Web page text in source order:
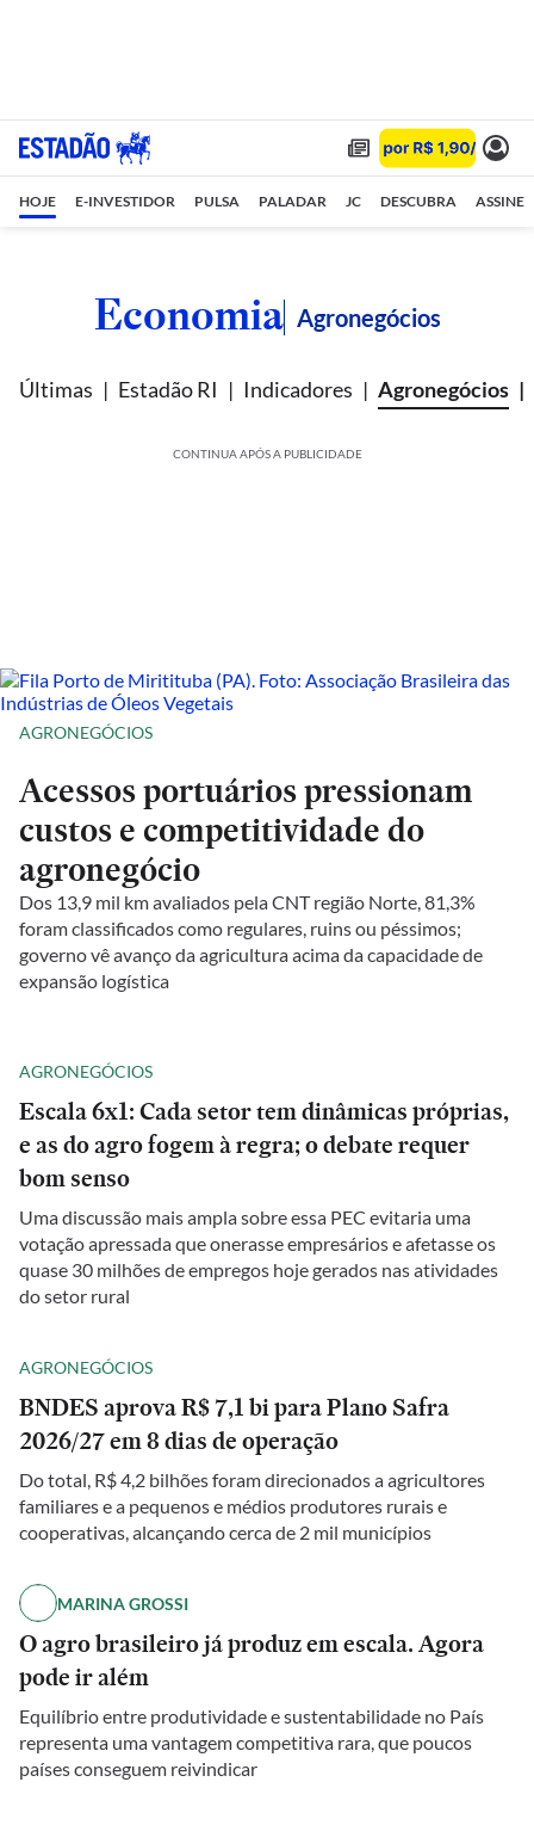
HOJE E-INVESTIDOR PULSA PALADAR JC DESCUBRA ASSINE
Economia Agronegócios
Últimas Estadão RI Indicadores Agronegócios
CONTINUA APÓS A PUBLICIDADE
AGRONEGÓCIOS
Acessos portuários pressionam
custos e competitividade do
agronegócio
Dos 13,9 mil km avaliados pela CNT região Norte, 81,3%
foram classificados como regulares, ruins ou péssimos;
governo vê avanço da agricultura acima da capacidade de
expansão logística
AGRONEGÓCIOS
Escala 6x1: Cada setor tem dinâmicas próprias,
e as do agro fogem à regra; o debate requer
bom senso
Uma discussão mais ampla sobre essa PEC evitaria uma
votação apressada que onerasse empresários e afetasse os
quase 30 milhões de empregos hoje gerados nas atividades
do setor rural
AGRONEGÓCIOS
BNDES aprova R$ 7,1 bi para Plano Safra
2026/27 em 8 dias de operação
Do total, R$ 4,2 bilhões foram direcionados a agricultores
familiares e a pequenos e médios produtores rurais e
cooperativas, alcançando cerca de 2 mil municípios
MARINA GROSSI
O agro brasileiro já produz em escala. Agora
pode ir além
Equilíbrio entre produtividade e sustentabilidade no País
representa uma vantagem competitiva rara, que poucos
países conseguem reivindicar